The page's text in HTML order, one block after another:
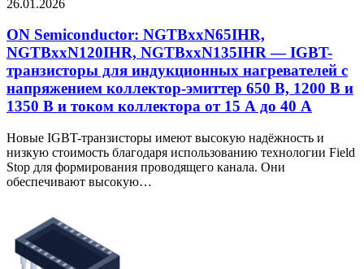
26.01.2026
ON Semiconductor: NGTBxxN65IHR,
NGTBxxN120IHR, NGTBxxN135IHR — IGBT-
транзисторы для индукционных нагревателей с
напряжением коллектор-эмиттер 650 В, 1200 В и
1350 В и током коллектора от 15 А до 40 А
Новые IGBT-транзисторы имеют высокую надёжность и
низкую стоимость благодаря использованию технологии Field
Stop для формирования проводящего канала. Они
обеспечивают высокую…